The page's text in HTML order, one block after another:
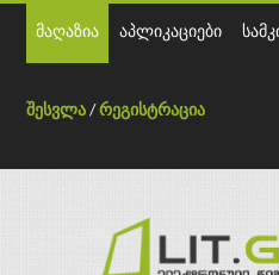
მაღაზია აპლიკაციები
შესვლა /რეგისტრაცია